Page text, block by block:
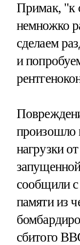
Примак, "к
немножко
сделаем
и
произошло
нагрузки
сообщили
памяти из
сбитого